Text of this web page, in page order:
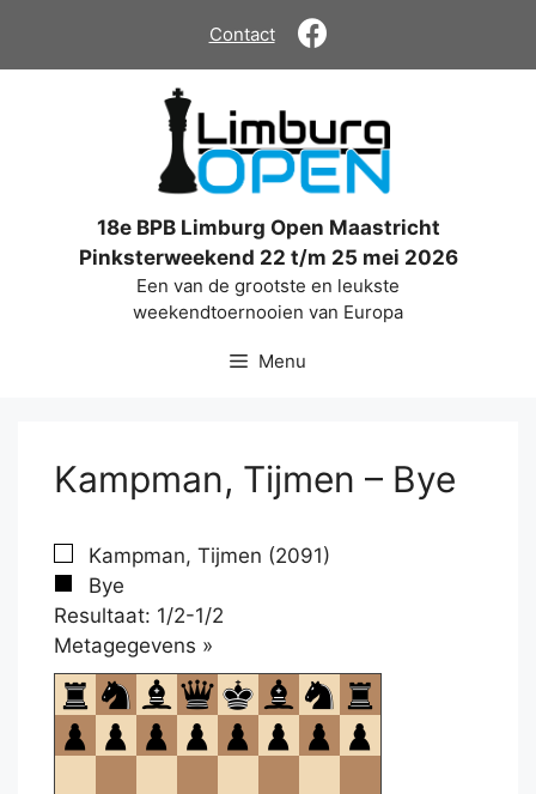
de
Contact
18e BPB Limburg Open Maastricht
Pinksterweekend 22 t/m 25 mei 2026
Een van de grootste en leukste
weekendtoernooien van Europa
Menu
Kampman, Tijmen – Bye
Kampman, Tijmen (2091)
Bye
Resultaat: 1/2-1/2
Metagegevens »
om
te
openen.